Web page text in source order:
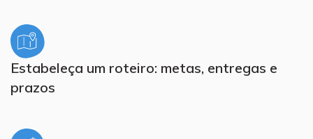
Estabeleça um roteiro: metas, entregas e
prazos